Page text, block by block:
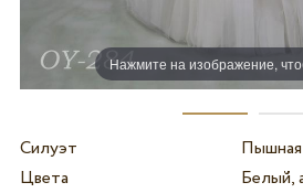
Нажмите на изображение,
Силуэт
Цвета
Белый,